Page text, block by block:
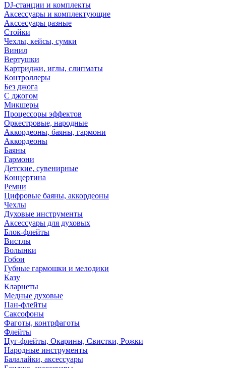
DJ-станции и комплекты
Аксессуары и комплектующие
Акссесуары разные
Стойки
Чехлы, кейсы, сумки
Винил
Вертушки
Картриджи, иглы, слипматы
Контроллеры
Без джога
С джогом
Микшеры
Процессоры эффектов
Оркестровые, народные
Аккордеоны, баяны, гармони
Аккордеоны
Баяны
Гармони
Детские, сувенирные
Концертина
Ремни
Цифровые баяны, аккордеоны
Чехлы
Духовые инструменты
Аксессуары для духовых
Блок-флейты
Вистлы
Волынки
Гобои
Губные гармошки и мелодики
Казу
Кларнеты
Медные духовые
Пан-флейты
Саксофоны
Фаготы, контрфаготы
Флейты
Цуг-флейты, Окарины, Свистки, Рожки
Народные инструменты
Балалайки, аксессуары